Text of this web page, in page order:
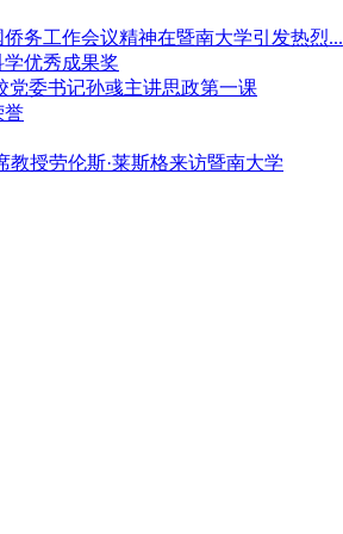
务工作会议精神在暨南大学引发热烈...
优秀成果奖
党委书记孙彧主讲思政第一课
誉
教授劳伦斯·莱斯格来访暨南大学